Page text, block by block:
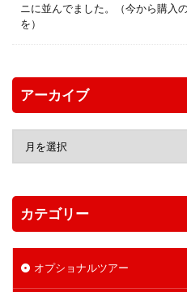
ニに並んでました。（今から購入
を）
アーカイブ
カテゴリー
オプショナルツアー